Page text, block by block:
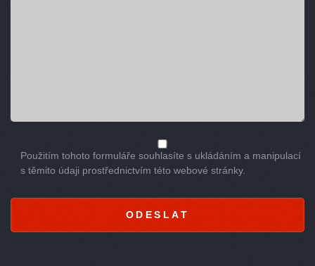
Použitím tohoto formuláře souhlasíte s ukládáním a manipulací
s těmito údaji prostřednictvím této webové stránky.